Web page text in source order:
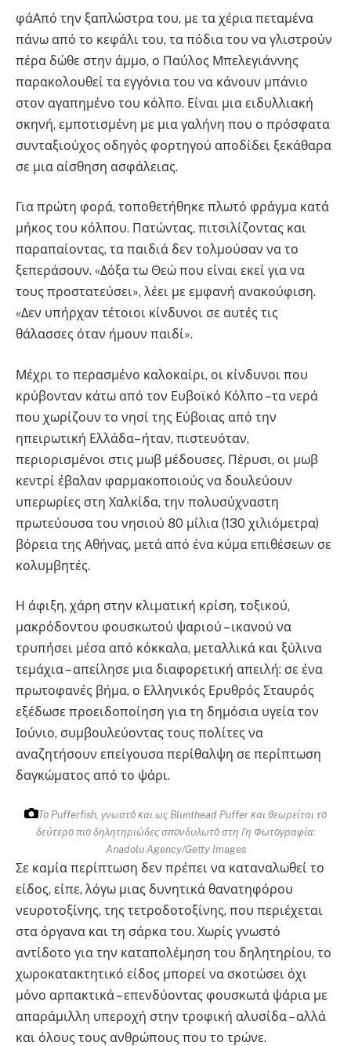
φάΑπό την ξαπλώστρα του, με τα χέρια πεταμένα
πάνω από το κεφάλι του, τα πόδια του να γλιστρούν
πέρα ​​δώθε στην άμμο, ο Παύλος Μπελεγιάννης
παρακολουθεί τα εγγόνια του να κάνουν μπάνιο
στον αγαπημένο του κόλπο. Είναι μια ειδυλλιακή
σκηνή, εμποτισμένη με μια γαλήνη που ο πρόσφατα
συνταξιούχος οδηγός φορτηγού αποδίδει ξεκάθαρα
σε μια αίσθηση ασφάλειας.
Για πρώτη φορά, τοποθετήθηκε πλωτό φράγμα κατά
μήκος του κόλπου. Πατώντας, πιτσιλίζοντας και
παραπαίοντας, τα παιδιά δεν τολμούσαν να το
ξεπεράσουν. «Δόξα τω Θεώ που είναι εκεί για να
τους προστατεύσει», λέει με εμφανή ανακούφιση.
«Δεν υπήρχαν τέτοιοι κίνδυνοι σε αυτές τις
θάλασσες όταν ήμουν παιδί».
Μέχρι το περασμένο καλοκαίρι, οι κίνδυνοι που
κρύβονταν κάτω από τον Ευβοϊκό Κόλπο –τα νερά
που χωρίζουν το νησί της Εύβοιας από την
ηπειρωτική Ελλάδα– ήταν, πιστευόταν,
περιορισμένοι στις μωβ μέδουσες. Πέρυσι, οι μωβ
κεντρί έβαλαν φαρμακοποιούς να δουλεύουν
υπερωρίες στη Χαλκίδα, την πολυσύχναστη
πρωτεύουσα του νησιού 80 μίλια (130 χιλιόμετρα)
βόρεια της Αθήνας, μετά από ένα κύμα επιθέσεων σε
κολυμβητές.
Η άφιξη, χάρη στην κλιματική κρίση, τοξικού,
μακρόδοντου φουσκωτού ψαριού – ικανού να
τρυπήσει μέσα από κόκκαλα, μεταλλικά και ξύλινα
τεμάχια – απείλησε μια διαφορετική απειλή: σε ένα
πρωτοφανές βήμα, ο Ελληνικός Ερυθρός Σταυρός
εξέδωσε προειδοποίηση για τη δημόσια υγεία τον
Ιούνιο, συμβουλεύοντας τους πολίτες να
αναζητήσουν επείγουσα περίθαλψη σε περίπτωση
δαγκώματος από το ψάρι.
Το Pufferfish, γνωστό και ως Blunthead Puffer και θεωρείται το
δεύτερο πιο δηλητηριώδες σπονδυλωτό στη Γη Φωτογραφία:
Anadolu Agency/Getty Images
Σε καμία περίπτωση δεν πρέπει να καταναλωθεί το
είδος, είπε, λόγω μιας δυνητικά θανατηφόρου
νευροτοξίνης, της τετροδοτοξίνης, που περιέχεται
στα όργανα και τη σάρκα του. Χωρίς γνωστό
αντίδοτο για την καταπολέμηση του δηλητηρίου, το
χωροκατακτητικό είδος μπορεί να σκοτώσει όχι
μόνο αρπακτικά – επενδύοντας φουσκωτά ψάρια με
απαράμιλλη υπεροχή στην τροφική αλυσίδα – αλλά
και όλους τους ανθρώπους που το τρώνε.